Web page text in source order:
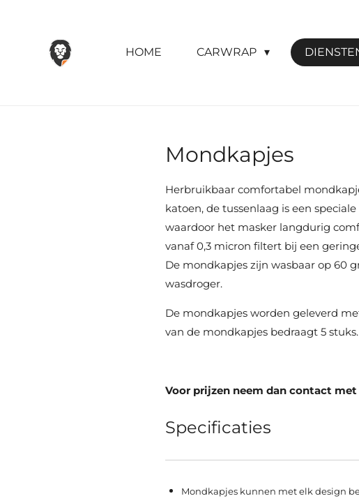
HOME CARWRAP
Mondkapjes
Herbruikbaar comfortabel
katoen, de tussenlaag is een
waardoor het masker langdurig
vanaf 0,3 micron filtert bij een
De mondkapjes zijn wasbaar op 60
wasdroger.
De mondkapjes worden geleverd
van de mondkapjes bedraagt 5 stuks.
Voor prijzen neem dan contact met
Specificaties
Mondkapjes kunnen met elk design